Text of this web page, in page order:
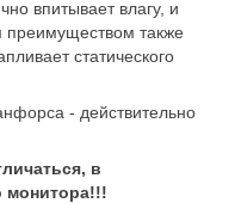
впитывает влагу, и
преимуществом также
статического
- действительно
в
монитора!!!